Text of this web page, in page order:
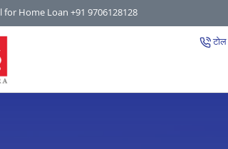
for Home Loan +91 9706128128